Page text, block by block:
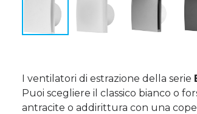
I ventilatori di estrazione della serie
Puoi scegliere il classico bianco o
antracite o addirittura con una